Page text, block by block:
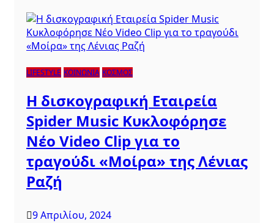
LIFESTYLE ΚΟΙΝΩΝΙΑ ΚΟΣΜΟΣ
Η δισκογραφική Εταιρεία
Spider Music Κυκλοφόρησε
Νέο Video Clip για το
τραγούδι «Μοίρα» της Λένιας
Ραζή
9 Απριλίου, 2024